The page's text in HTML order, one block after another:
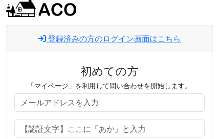
登録済みの方のログイン画面はこちら
初めての方
「マイページ」を利用して問い合わせを開始します。